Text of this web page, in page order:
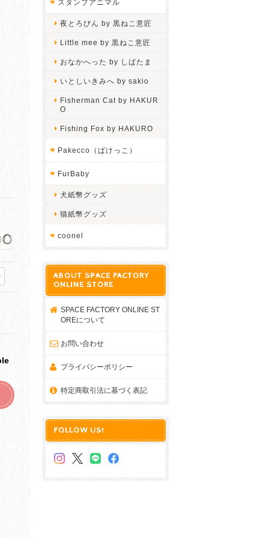
スタンプアニマル
夜とろびん by 黒ねこ意匠
Little mee by 黒ねこ意匠
おなかへった by しばたま
いとしいきみへ by sakio
Fisherman Cat by HAKUR
O
Fishing Fox by HAKURO
Pakecco（ぱけっこ）
FurBaby
犬紙幣グッズ
猫紙幣グッズ
coonel
ABOUT SPACE FACTORY
ONLINE STORE
SPACE FACTORY ONLINE ST
OREについて
お問い合わせ
プライバシーポリシー
特定商取引法に基づく表記
FOLLOW US!